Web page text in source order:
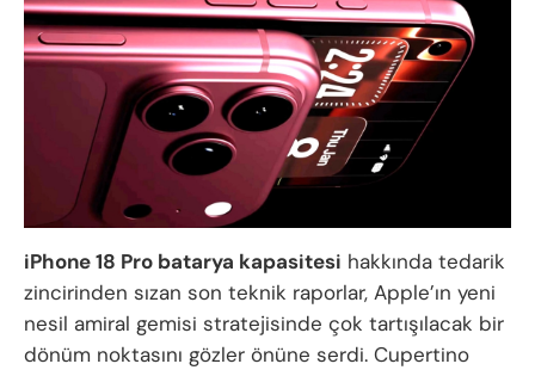
iPhone 18 Pro batarya kapasitesi hakkında tedarik
zincirinden sızan son teknik raporlar, Apple’ın yeni
nesil amiral gemisi stratejisinde çok tartışılacak bir
dönüm noktasını gözler önüne serdi. Cupertino